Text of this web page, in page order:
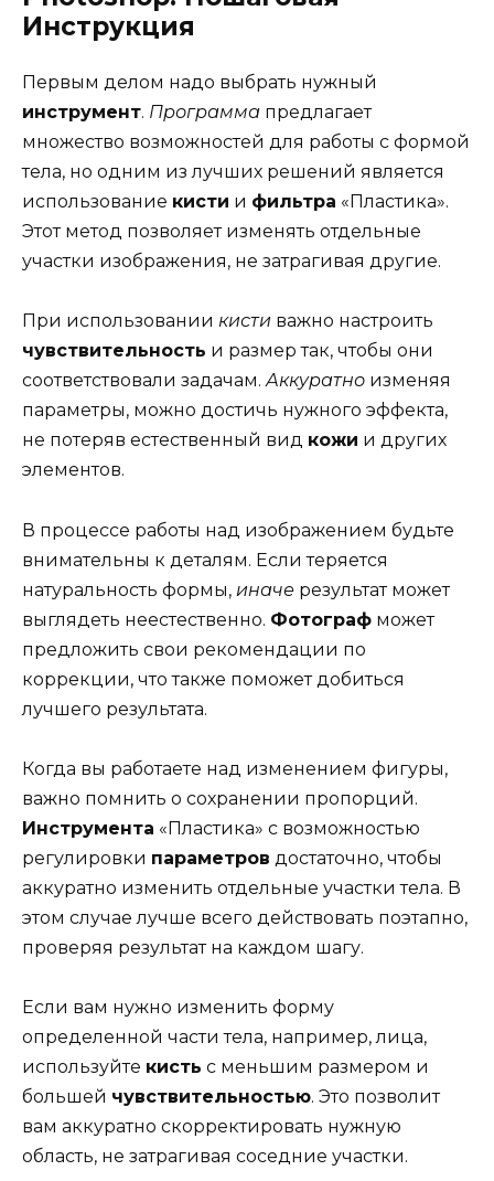
Инструкция
Первым делом надо выбрать нужный
инструмент. Программа предлагает
множество возможностей для работы с формой
тела, но одним из лучших решений является
использование кисти и фильтра «Пластика».
Этот метод позволяет изменять отдельные
участки изображения, не затрагивая другие.
При использовании кисти важно настроить
чувствительность и размер так, чтобы они
соответствовали задачам.Аккуратно изменяя
параметры, можно достичь нужного эффекта,
не потеряв естественный вид кожи и других
элементов.
В процессе работы над изображением будьте
внимательны к деталям. Если теряется
натуральность формы, иначе результат может
выглядеть неестественно. Фотограф может
предложить свои рекомендации по
коррекции, что также поможет добиться
лучшего результата.
Когда вы работаете над изменением фигуры,
важно помнить о сохранении пропорций.
Инструмента «Пластика» с возможностью
регулировки параметров достаточно, чтобы
аккуратно изменить отдельные участки тела. В
этом случае лучше всего действовать поэтапно,
проверяя результат на каждом шагу.
Если вам нужно изменить форму
определенной части тела, например, лица,
используйте кисть с меньшим размером и
большей чувствительностью. Это позволит
вам аккуратно скорректировать нужную
область, не затрагивая соседние участки.